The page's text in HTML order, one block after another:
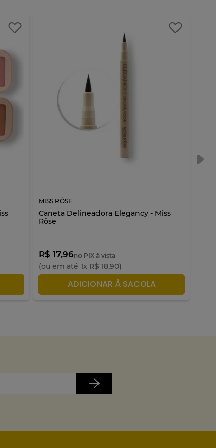
MISS RÔSE
Caneta Delineadora Elegancy - Miss
Rôse
R$ 17,96no PIX à vista
(ou em até1x R$ 18,90)
ADICIONAR À SACOLA